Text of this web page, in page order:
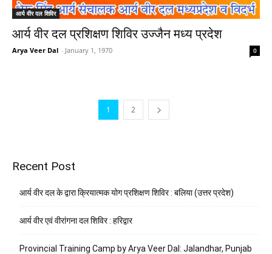
आर्य वीर दल शिविर
आर्य वीर दल प्रशिक्षण शिविर उज्जैन मध्य प्रदेश
Arya Veer Dal - January 1, 1970 0
1 2
Recent Post
आर्य वीर दल के द्वारा क्रियात्मक योग प्रशिक्षण शिविर : बलिया (उत्तर प्रदेश)
आर्य वीर एवं वीरांगना दल शिविर : हरिद्वार
Provincial Training Camp by Arya Veer Dal: Jalandhar, Punjab